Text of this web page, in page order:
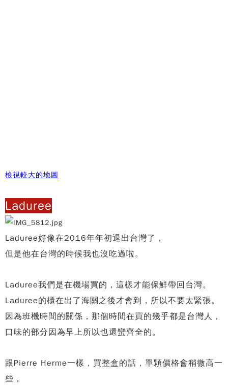
檢視較大的地圖
Laduree
Laduree好像在2016年年初退出台灣了，
但是他在台灣的時候我也沒吃過啦。
Laduree我們是在機場買的， 這樣才能保鮮帶回台灣。
Laduree的櫃在出了海關之後才會到，所以不要太緊張。
因為班機時間的關係，那個時間在買的幾乎都是台灣人，
口味的部分因為早上所以也還蠻齊全的。
跟Pierre Herme一樣，買整盒的話，單顆價格會稍微高一
些，